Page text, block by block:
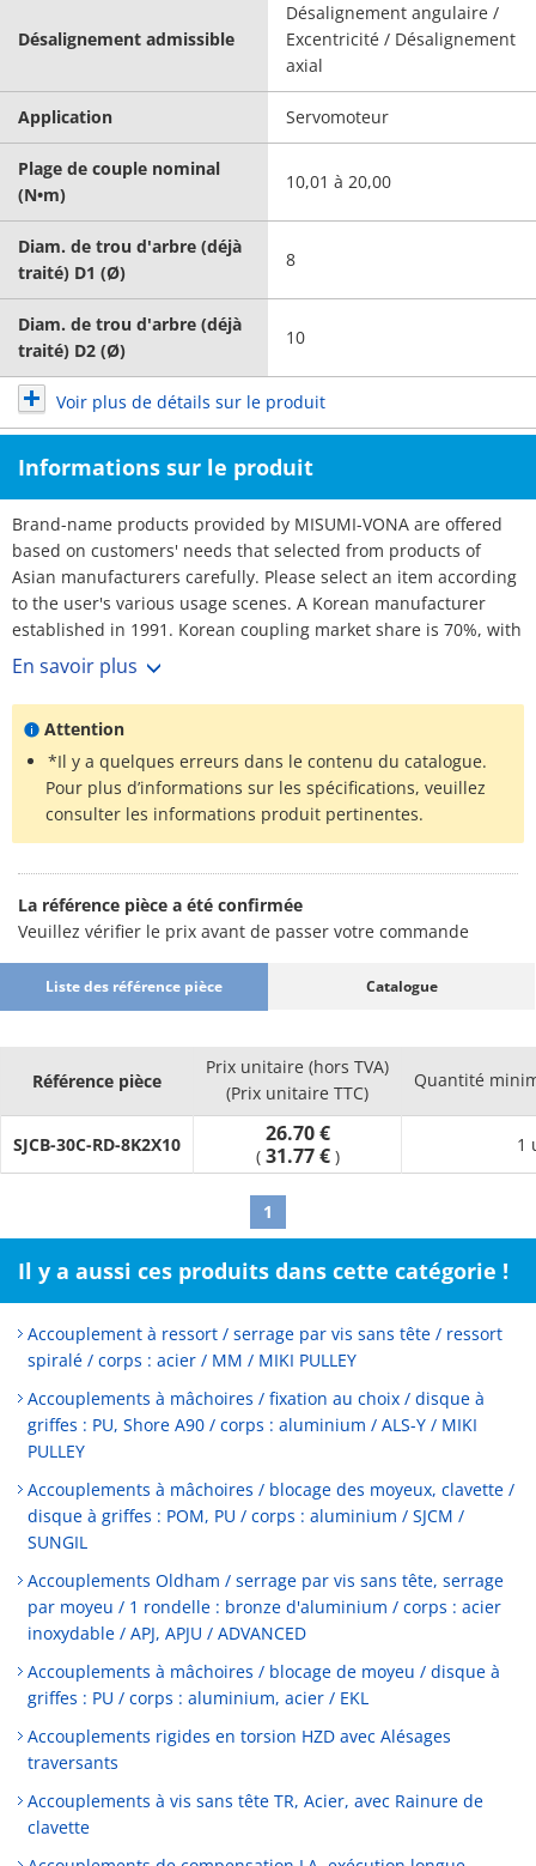
Désalignement admissible
Désalignement angulaire /
Excentricité / Désalignement
axial
Application Servomoteur
Plage de couple nominal
(N•m)
10,01 à 20,00
Diam. de trou d'arbre (déjà
traité) D1 (Ø)
8
Diam. de trou d'arbre (déjà
traité) D2 (Ø)
10
Voir plus de détails sur le produit
Informations sur le produit
Brand-name products provided by MISUMI-VONA are offered
based on customers' needs that selected from products of
Asian manufacturers carefully. Please select an item according
to the user's various usage scenes. A Korean manufacturer
established in 1991. Korean coupling market share is 70%, with
over 3,000 customers. No1 maker. Rich selection, and short
lead-times.
En savoir plus
Attention
*Il y a quelques erreurs dans le contenu du catalogue.
Pour plus d’informations sur les spécifications, veuillez
consulter les informations produit pertinentes.
La référence pièce a été confirmée
Veuillez vérifier le prix avant de passer votre commande
Liste des référence pièce Catalogue
Référence pièce
Prix unitaire (hors TVA)
(Prix unitaire TTC)
Quantité
SJCB-30C-RD-8K2X10 26.70 €
( 31.77 € )
1
1
Il y a aussi ces produits dans cette catégorie !
Accouplement à ressort / serrage par vis sans tête / ressort
spiralé / corps : acier / MM / MIKI PULLEY
Accouplements à mâchoires / fixation au choix / disque à
griffes : PU, Shore A90 / corps : aluminium / ALS-Y / MIKI
PULLEY
Accouplements à mâchoires / blocage des moyeux, clavette /
disque à griffes : POM, PU / corps : aluminium / SJCM /
SUNGIL
Accouplements Oldham / serrage par vis sans tête, serrage
par moyeu / 1 rondelle : bronze d'aluminium / corps : acier
inoxydable / APJ, APJU / ADVANCED
Accouplements à mâchoires / blocage de moyeu / disque à
griffes : PU / corps : aluminium, acier / EKL
Accouplements rigides en torsion HZD avec Alésages
traversants
Accouplements à vis sans tête TR, Acier, avec Rainure de
clavette